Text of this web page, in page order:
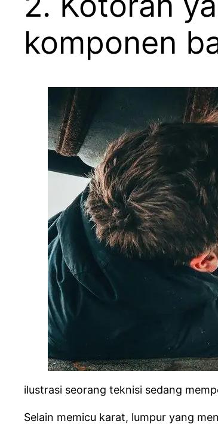
komponen
ilustrasi seorang teknisi sedang
Selain memicu karat, lumpur yang